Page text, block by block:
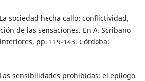
sociedad hecha callo: conflictividad,
de las sensaciones. En A. Scribano
pp. 119-143. Córdoba:
sensibilidades prohibidas: el epílogo